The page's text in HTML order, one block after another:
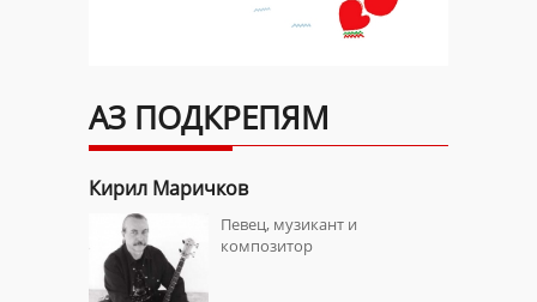
АЗ ПОДКРЕПЯМ
Кирил Маричков
Певец, музикант и
композитор